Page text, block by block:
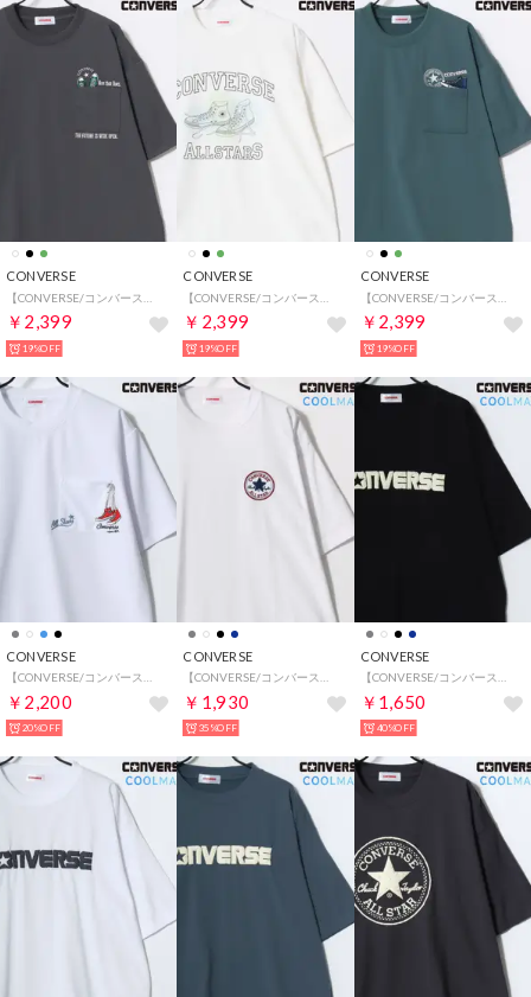
CONVERSE
￥2,399
19%OFF
CONVERSE
￥2,399
19%OFF
CONVERSE
￥2,399
19%OFF
CONVERSE
￥2,200
20%OFF
CONVERSE
￥1,930
35%OFF
CONVERSE
￥1,650
40%OFF